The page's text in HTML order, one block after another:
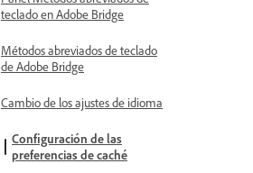
teclado en Adobe Bridge
Métodos abreviados de teclado
de Adobe Bridge
Cambio de los ajustes de idioma
Configuración de las
preferencias de caché